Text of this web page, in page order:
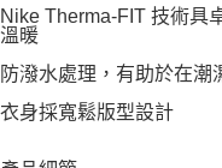
Nike Therma-FIT 技術具
溫暖
防潑水處理，有助於在潮
衣身採寬鬆版型設計